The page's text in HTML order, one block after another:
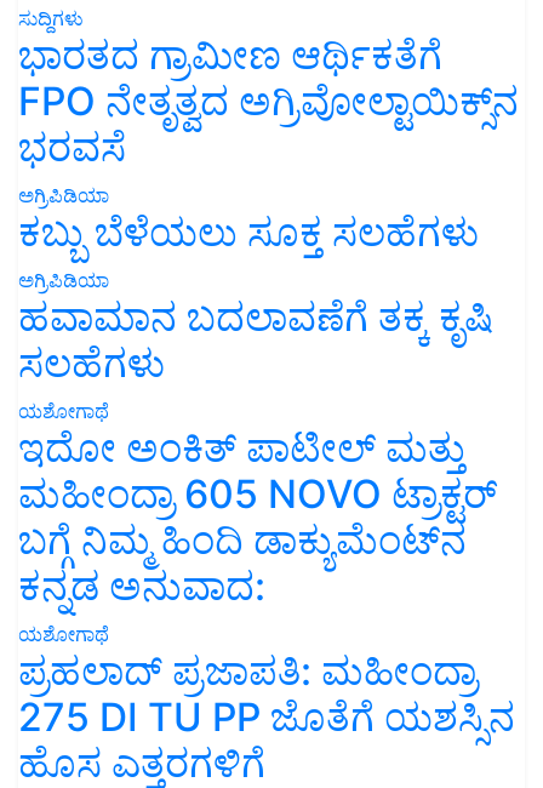
ಸುದ್ದಿಗಳು
ಭಾರತದ ಗ್ರಾಮೀಣ ಆರ್ಥಿಕತೆಗೆ
FPO ನೇತೃತ್ವದ ಅಗ್ರಿವೋಲ್ಟಾಯಿಕ್ಸ್‌ನ
ಭರವಸೆ
ಅಗ್ರಿಪಿಡಿಯಾ
ಕಬ್ಬು ಬೆಳೆಯಲು ಸೂಕ್ತ ಸಲಹೆಗಳು
ಅಗ್ರಿಪಿಡಿಯಾ
ಹವಾಮಾನ ಬದಲಾವಣೆಗೆ ತಕ್ಕ ಕೃಷಿ
ಸಲಹೆಗಳು
ಯಶೋಗಾಥೆ
ಇದೋ ಅಂಕಿತ್ ಪಾಟೀಲ್ ಮತ್ತು
ಮಹೀಂದ್ರಾ 605 NOVO ಟ್ರಾಕ್ಟರ್
ಬಗ್ಗೆ ನಿಮ್ಮ ಹಿಂದಿ ಡಾಕ್ಯುಮೆಂಟ್‌ನ
ಕನ್ನಡ ಅನುವಾದ:
ಯಶೋಗಾಥೆ
ಪ್ರಹಲಾದ್ ಪ್ರಜಾಪತಿ: ಮಹೀಂದ್ರಾ
275 DI TU PP ಜೊತೆಗೆ ಯಶಸ್ಸಿನ
ಹೊಸ ಎತ್ತರಗಳಿಗೆ